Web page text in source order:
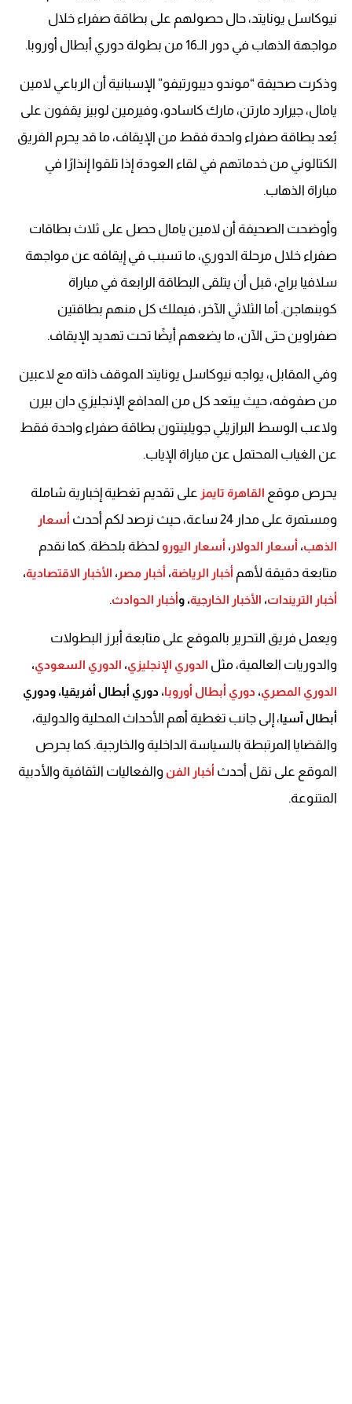
نيوكاسل يونايتد، حال حصولهم على بطاقة صفراء خلال
مواجهة الذهاب في دور الـ16 من بطولة دوري أبطال أوروبا.
وذكرت صحيفة “موندو ديبورتيفو” الإسبانية أن الرباعي لامين
يامال، جيرارد مارتن، مارك كاسادو، وفيرمين لوبيز يقفون على
بُعد بطاقة صفراء واحدة فقط من الإيقاف، ما قد يحرم الفريق
الكتالوني من خدماتهم في لقاء العودة إذا تلقوا إنذارًا في
مباراة الذهاب.
وأوضحت الصحيفة أن لامين يامال حصل على ثلاث بطاقات
صفراء خلال مرحلة الدوري، ما تسبب في إيقافه عن مواجهة
سلافيا براج، قبل أن يتلقى البطاقة الرابعة في مباراة
كوبنهاجن. أما الثلاثي الآخر، فيملك كل منهم بطاقتين
صفراوين حتى الآن، ما يضعهم أيضًا تحت تهديد الإيقاف.
وفي المقابل، يواجه نيوكاسل يونايتد الموقف ذاته مع لاعبين
من صفوفه، حيث يبتعد كل من المدافع الإنجليزي دان بيرن
ولاعب الوسط البرازيلي جويلينتون بطاقة صفراء واحدة فقط
عن الغياب المحتمل عن مباراة الإياب.
يحرص موقع القاهرة تايمز على تقديم تغطية إخبارية شاملة
ومستمرة على مدار 24 ساعة، حيث نرصد لكم أحدث
أسعار
الذهب، أسعار الدولار ، أسعار اليورولحظة بلحظة. كما نقدم
متابعة دقيقة لأهم أخبار الرياضة، أخبار مصر ، الأخبار الاقتصادية،
أخبار التريندات، الأخبار الخارجية، وأخبار الحوادث.
ويعمل فريق التحرير بالموقع على متابعة أبرز البطولات
والدوريات العالمية، مثل الدوري الإنجليزي، الدوري السعودي،
الدوري المصري، دوري أبطال أوروبا، دوري أبطال أفريقيا، ودوري
أبطال آسيا، إلى جانب تغطية أهم الأحداث المحلية والدولية،
والقضايا المرتبطة بالسياسة الداخلية والخارجية. كما يحرص
الموقع على نقل أحدث أخبار الفن والفعاليات الثقافية والأدبية
المتنوعة.